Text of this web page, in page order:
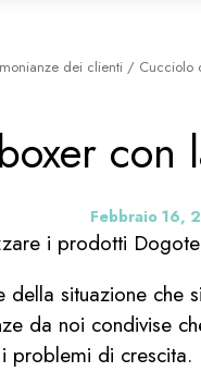
dei clienti/ Cucciolo
con
Febbraio 16,
i prodotti
della situazione
da noi condivise
problemi di crescita.